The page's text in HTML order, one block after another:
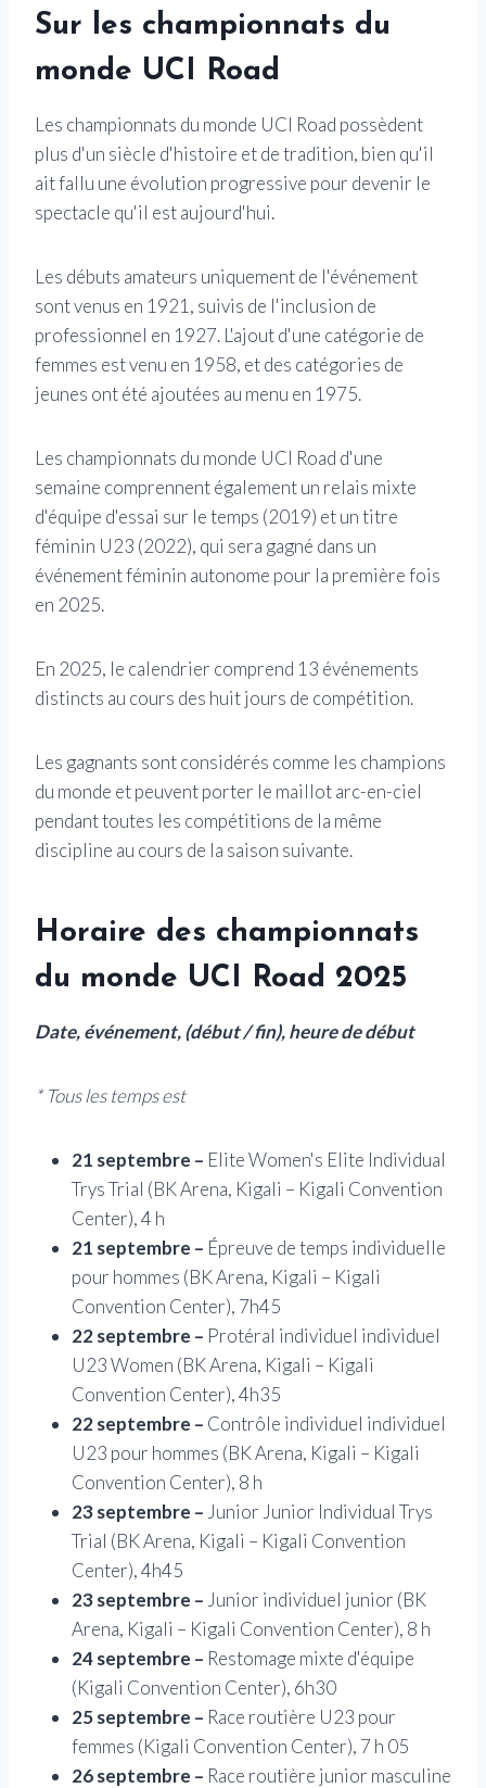
Sur les championnats du
monde UCI Road
Les championnats du monde UCI Road possèdent
plus d'un siècle d'histoire et de tradition, bien qu'il
ait fallu une évolution progressive pour devenir le
spectacle qu'il est aujourd'hui.
Les débuts amateurs uniquement de l'événement
sont venus en 1921, suivis de l'inclusion de
professionnel en 1927. L'ajout d'une catégorie de
femmes est venu en 1958, et des catégories de
jeunes ont été ajoutées au menu en 1975.
Les championnats du monde UCI Road d'une
semaine comprennent également un relais mixte
d'équipe d'essai sur le temps (2019) et un titre
féminin U23 (2022), qui sera gagné dans un
événement féminin autonome pour la première fois
en 2025.
En 2025, le calendrier comprend 13 événements
distincts au cours des huit jours de compétition.
Les gagnants sont considérés comme les champions
du monde et peuvent porter le maillot arc-en-ciel
pendant toutes les compétitions de la même
discipline au cours de la saison suivante.
Horaire des championnats
du monde UCI Road 2025
Date, événement, (début / fin), heure de début
* Tous les temps est
21 septembre – Elite Women's Elite Individual
Trys Trial (BK Arena, Kigali – Kigali Convention
Center), 4 h
21 septembre – Épreuve de temps individuelle
pour hommes (BK Arena, Kigali – Kigali
Convention Center), 7h45
22 septembre – Protéral individuel individuel
U23 Women (BK Arena, Kigali – Kigali
Convention Center), 4h35
22 septembre – Contrôle individuel individuel
U23 pour hommes (BK Arena, Kigali – Kigali
Convention Center), 8 h
23 septembre – Junior Junior Individual Trys
Trial (BK Arena, Kigali – Kigali Convention
Center), 4h45
23 septembre – Junior individuel junior (BK
Arena, Kigali – Kigali Convention Center), 8 h
24 septembre – Restomage mixte d'équipe
(Kigali Convention Center), 6h30
25 septembre – Race routière U23 pour
femmes (Kigali Convention Center), 7 h 05
26 septembre – Race routière junior masculine